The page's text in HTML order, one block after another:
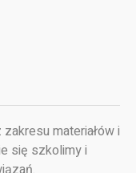
materiałów i
się szkolimy i